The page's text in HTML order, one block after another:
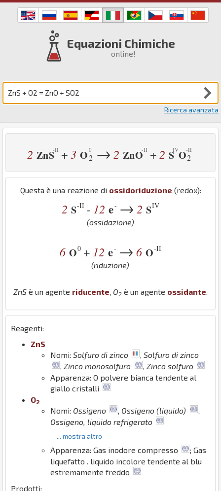
Equazioni Chimiche
online!
Ricerca avanzata
2 ZnS +3 O2 → 2 ZnO + 2 S O2
Questa è una reazione di ossidoriduzione (redox):
2 S-II - 12 e- → 2 SIV
(ossidazione)
6 O0 + 12 e- → 6 O-II
(riduzione)
ZnS è un agente riducente O2 è un agente ossidante
Reagenti:
ZnS
Nomi: Solfuro di zinco
Solfuro di zinco
Zinco monosolfuro
Zinco solfuro
Apparenza: O polvere bianca tendente al
giallo cristalli
O2
Nomi: Ossigeno , Ossigeno (liquido)
,
Ossigeno, liquido refrigerato
... mostra altro
Apparenza: Gas inodore compresso
; Gas
liquefatto . liquido incolore tendente al blu
estremamente freddo
Prodotti: